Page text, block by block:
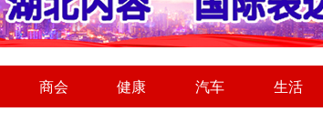
商会 健康 汽车 生活